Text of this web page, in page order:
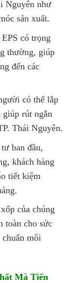
Nguyên như
sản xuất.
có trọng
thường, giúp
đến các
có thể lắp
giúp rút ngắn
Thái Nguyên.
ban đầu,
khách hàng
tiết kiệm
của chúng
toàn cho sức
môi
Mà Tiến